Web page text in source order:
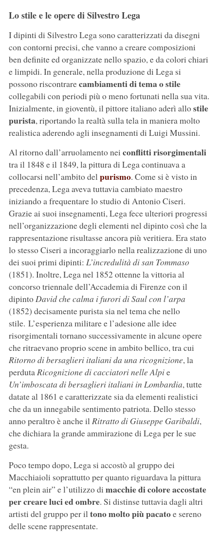
Lo stile e le opere di Silvestro Lega
I dipinti di Silvestro Lega sono caratterizzati da disegni
con contorni precisi, che vanno a creare composizioni
ben definite ed organizzate nello spazio, e da colori chiari
e limpidi. In generale, nella produzione di Lega si
possono riscontrarecambiamenti di tema o stile
collegabili con periodi più o meno fortunati nella sua vita.
Inizialmente, in gioventù, il pittore italiano aderì allostile
purista, riportando la realtà sulla tela in maniera molto
realistica aderendo agli insegnamenti di Luigi Mussini.
Al ritorno dall’arruolamento nei conflitti risorgimentali
tra il 1848 e il 1849, la pittura di Lega continuava a
collocarsi nell’ambito delpurismo. Come si è visto in
precedenza, Lega aveva tuttavia cambiato maestro
iniziando a frequentare lo studio di Antonio Ciseri.
Grazie ai suoi insegnamenti, Lega fece ulteriori progressi
nell’organizzazione degli elementi nel dipinto così che la
rappresentazione risultasse ancora più veritiera. Era stato
lo stesso Ciseri a incoraggiarlo nella realizzazione di uno
dei suoi primi dipinti: L’incredulità di san Tommaso
(1851). Inoltre, Lega nel 1852 ottenne la vittoria al
concorso triennale dell’Accademia di Firenze con il
dipintoDavid che calma i furori di Saul con l’arpa
(1852) decisamente purista sia nel tema che nello
stile. L’esperienza militare e l’adesione alle idee
risorgimentali tornano successivamente in alcune opere
che ritraevano proprio scene in ambito bellico, tra cui
Ritorno di bersaglieri italiani da una ricognizione, la
perdutaRicognizione di cacciatori nelle Alpie
Un’imboscata di bersaglieri italiani in Lombardia, tutte
datate al 1861 e caratterizzate sia da elementi realistici
che da un innegabile sentimento patriota. Dello stesso
anno peraltro è anche ilRitratto di Giuseppe Garibaldi,
che dichiara la grande ammirazione di Lega per le sue
gesta.
Poco tempo dopo, Lega si accostò al gruppo dei
Macchiaioli soprattutto per quanto riguardava la pittura
“en plein air” e l’utilizzo di macchie di colore accostate
per creare luci ed ombre. Si distinse tuttavia dagli altri
artisti del gruppo per iltono molto più pacatoe sereno
delle scene rappresentate.